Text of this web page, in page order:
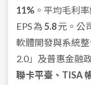
11% 。平均毛利
EPS 為5.8元。公
軟體開發與系統
2.0」及普惠金融
聯卡平臺、TISA